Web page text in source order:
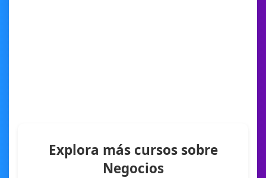
Explora más cursos sobre
Negocios